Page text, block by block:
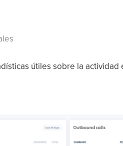
útiles sobre la